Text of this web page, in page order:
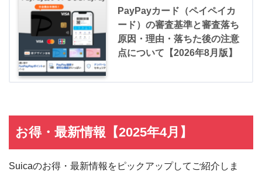
PayPayカード（ペイペイカ
ード）の審査基準と審査落ち
原因・理由・落ちた後の注意
点について【2026年8月版】
お得・最新情報【2025年4月】
Suicaのお得・最新情報をピックアップしてご紹介しま